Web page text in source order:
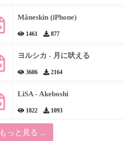
Måneskin (iPhone)
1461 877
ヨルシカ - 月に吠える
3606 2164
LiSA - Akeboshi
1822 1093
もっと見る ...